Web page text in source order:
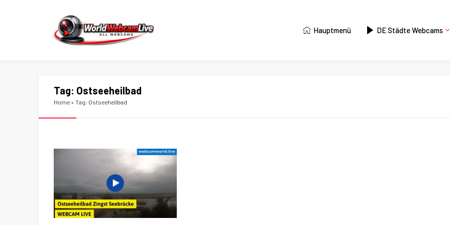
Hauptmenü DE Städte Webcams
Tag: Ostseeheilbad
Home » Tag: Ostseeheilbad